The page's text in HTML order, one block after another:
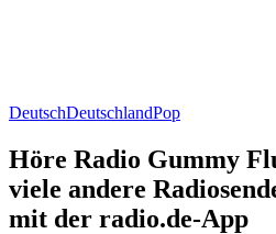
DeutschDeutschlandPop
Höre Radio Gummy
viele andere
mit der radio.de-App